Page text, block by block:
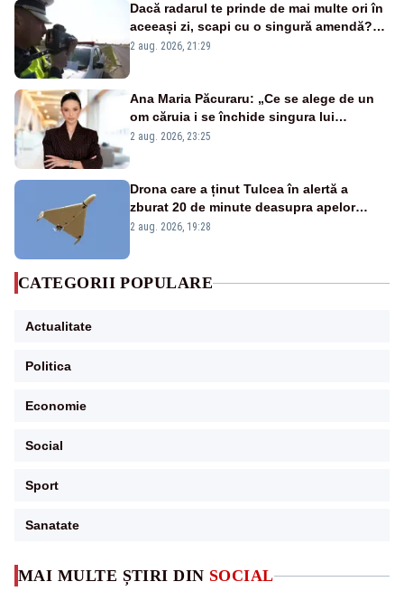
MAI MULTE ȘTIRI DIN SOCIAL
Dacă radarul te prinde de mai multe ori în
aceeași zi, scapi cu o singură amendă?
Ce spune legea
2 aug. 2026, 21:29
Ana Maria Păcuraru: „Ce se alege de un
om căruia i se închide singura lui
portiță?”
2 aug. 2026, 23:25
Drona care a ținut Tulcea în alertă a
zburat 20 de minute deasupra apelor
României. Au fost ridicate două F-16
2 aug. 2026, 19:28
CATEGORII POPULARE
Actualitate
Politica
Economie
Social
Sport
Sanatate